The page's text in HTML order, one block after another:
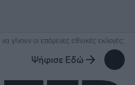
γίνουν οι επόμενες εθνικές εκλογές;
Ψήφισε Εδώ